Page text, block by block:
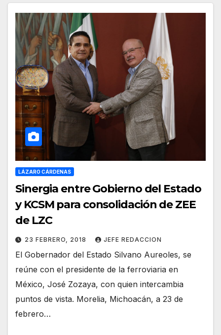
LÁZARO CÁRDENAS
Sinergia entre Gobierno del Estado
y KCSM para consolidación de ZEE
de LZC
23 FEBRERO, 2018 JEFE REDACCION
El Gobernador del Estado Silvano Aureoles, se
reúne con el presidente de la ferroviaria en
México, José Zozaya, con quien intercambia
puntos de vista. Morelia, Michoacán, a 23 de
febrero…